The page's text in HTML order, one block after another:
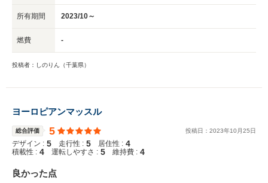
ーということもあって「開放感最高！！」ってほどでもありません。 た
チブルの中間・・・極端すぎてわかりにくいかもしれないですが・・・そん
所有期間 2023/10～
燃費 -
投稿者：しのりん（千葉県）
ヨーロピアンマッスル
総合評価 5 投稿日： 2023年10 月25日
デザイン : 5 走行性 : 5 居住性 : 4
積載性 : 4 運転しやすさ : 5 維持費 : 4
良かった点